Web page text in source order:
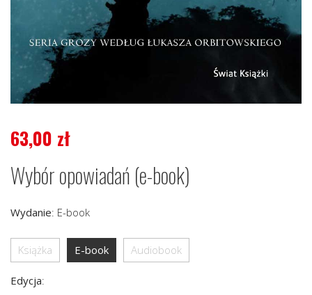
63,00 zł
Wybór opowiadań (e-book)
Wydanie: E-book
Książka E-book Audiobook
Edycja: